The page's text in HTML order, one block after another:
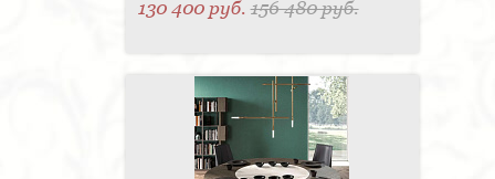
130 400 руб.156 480 руб.